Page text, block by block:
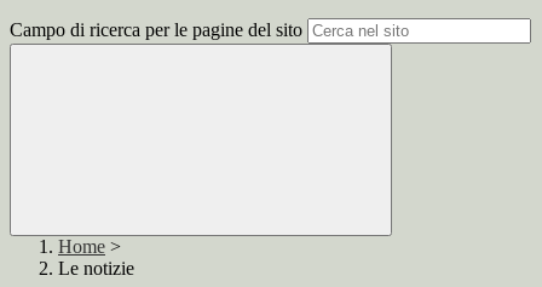
Campo di ricerca per le pagine del sito
Home >
Le notizie